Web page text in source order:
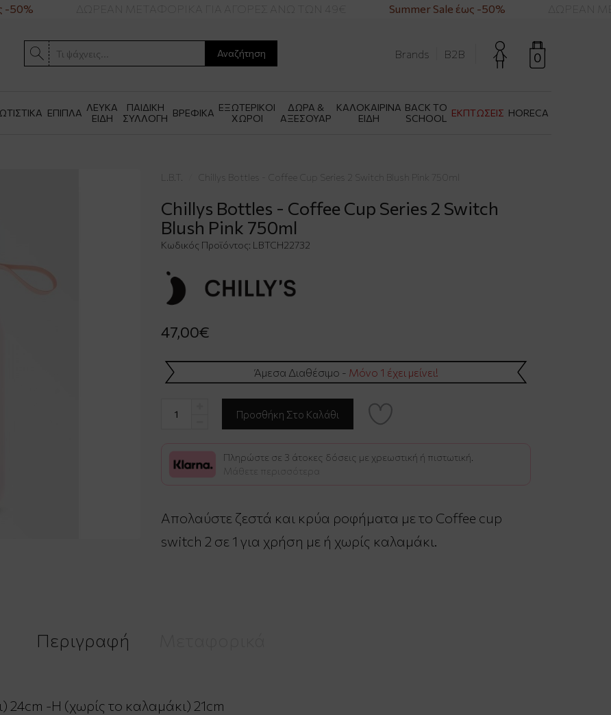
ΔΩΡΕΑΝ ΜΕΤΑΦΟΡΙΚΑ ΓΙΑ ΑΓΟΡΕΣ ΑΝΩ ΤΩΝ 49€ Summer Sale έως -50% ΔΩΡΕΑΝ
Αναζήτηση 0
Brands B2B
ΕΠΙΠΛΑ ΛΕΥΚΑ
ΕΙΔΗ
ΠΑΙΔΙΚΗ
ΣΥΛΛΟΓΗ ΒΡΕΦΙΚΑ ΕΞΩΤΕΡΙΚΟΙ
ΧΩΡΟΙ
ΔΩΡΑ &
ΑΞΕΣΟΥΑΡ
ΚΑΛΟΚΑΙΡΙΝΑ
ΕΙΔΗ
BACK TO
SCHOOL
ΕΚΠΤΩΣΕΙΣ HORECA
L.B.T. Chillys Bottles - Coffee Cup Series 2 Switch Blush Pink 750ml
Chillys Bottles - Coffee Cup Series 2 Switch
Blush Pink 750ml
Κωδικός Προϊόντος: LBTCH22732
47,00€
Άμεσα Διαθέσιμο - Μόνο 1 έχει μείνει!
Πληρώστε σε 3 άτοκες δόσεις με χρεωστική ή πιστωτική.
Μάθετε περισσότερα
Απολαύστε ζεστά και κρύα ροφήματα με το Coffee cup
switch 2 σε 1 για χρήση με ή χωρίς καλαμάκι.
Περιγραφή
24cm -H (χωρίς το καλαμάκι) 21cm